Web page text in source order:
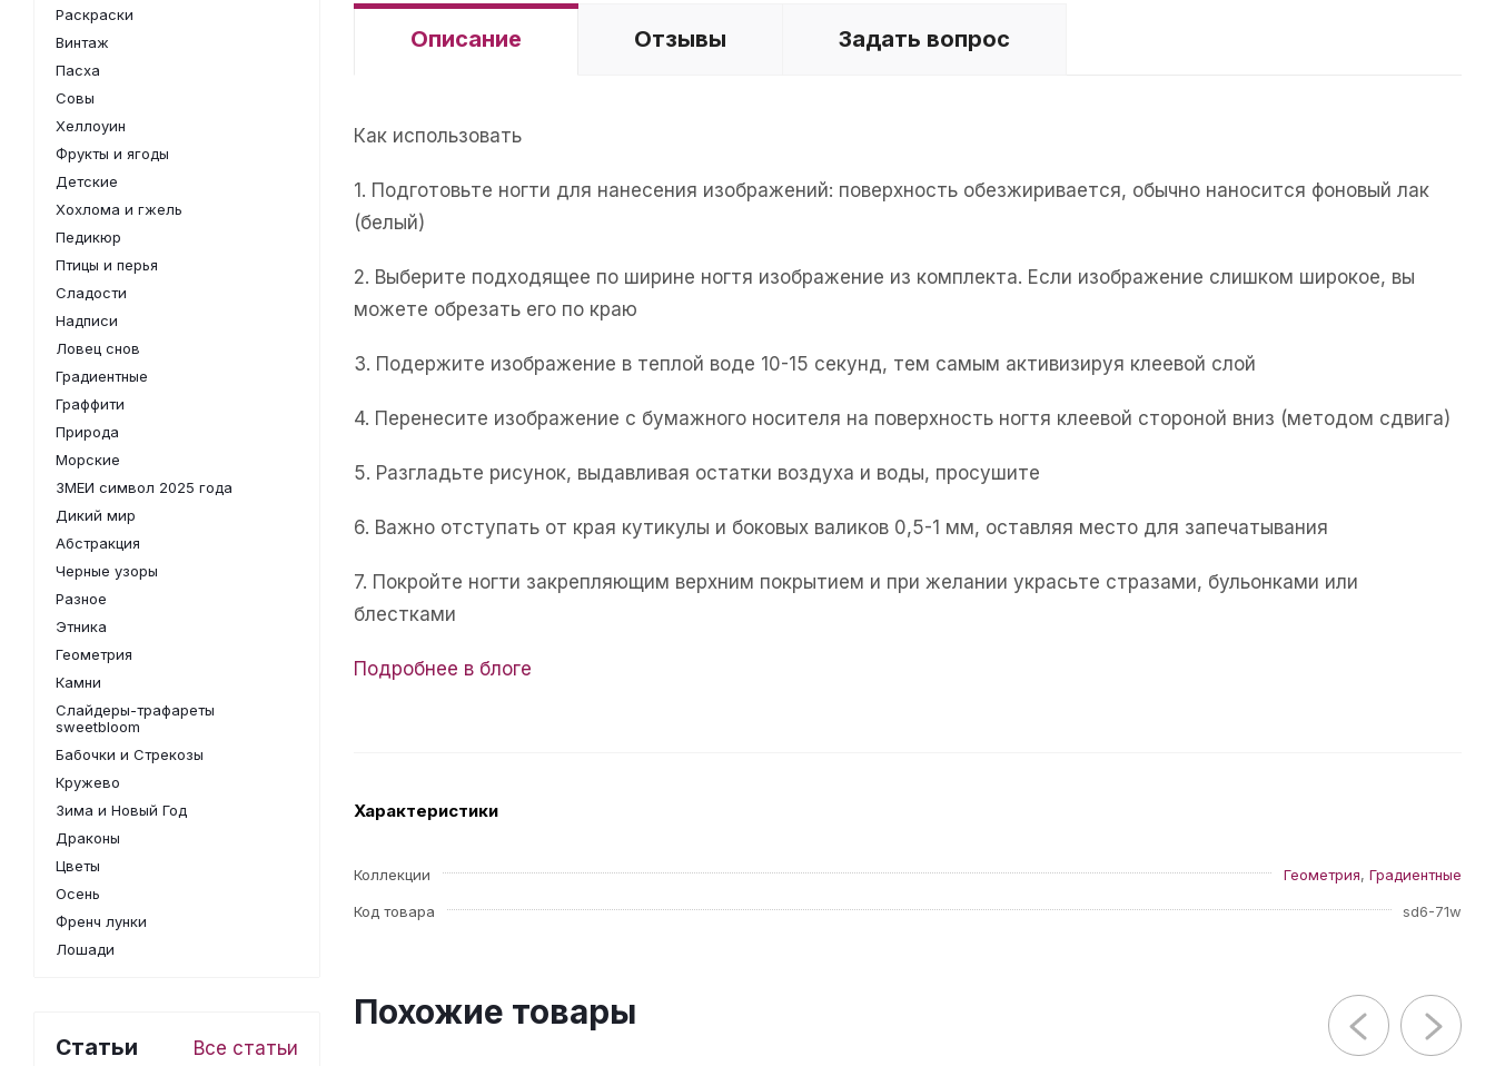
Описание Отзывы Задать вопрос
Как использовать
1. Подготовьте ногти для нанесения изображений: поверхность обезжиривается, обычно наносится фоновый лак
(белый)
2. Выберите подходящее по ширине ногтя изображение из комплекта. Если изображение слишком широкое, вы
можете обрезать его по краю
3. Подержите изображение в теплой воде 10-15 секунд, тем самым активизируя клеевой слой
4. Перенесите изображение с бумажного носителя на поверхность ногтя клеевой стороной вниз (методом сдвига)
5. Разгладьте рисунок, выдавливая остатки воздуха и воды, просушите
6. Важно отступать от края кутикулы и боковых валиков 0,5-1 мм, оставляя место для запечатывания
7. Покройте ногти закрепляющим верхним покрытием и при желании украсьте стразами, бульонками или
блестками
Подробнее в блоге
Характеристики
Коллекции Геометрия, Градиентные
Код товара sd6-71w
Похожие товары
Раскраски
Винтаж
Пасха
Совы
Хеллоуин
Фрукты и ягоды
Детские
Хохлома и гжель
Педикюр
Птицы и перья
Сладости
Надписи
Ловец снов
Градиентные
Граффити
Природа
Морские
ЗМЕИ символ 2025 года
Дикий мир
Абстракция
Черные узоры
Разное
Этника
Геометрия
Камни
Слайдеры-трафареты
sweetbloom
Бабочки и Стрекозы
Кружево
Зима и Новый Год
Драконы
Цветы
Осень
Френч лунки
Лошади
Статьи Все статьи